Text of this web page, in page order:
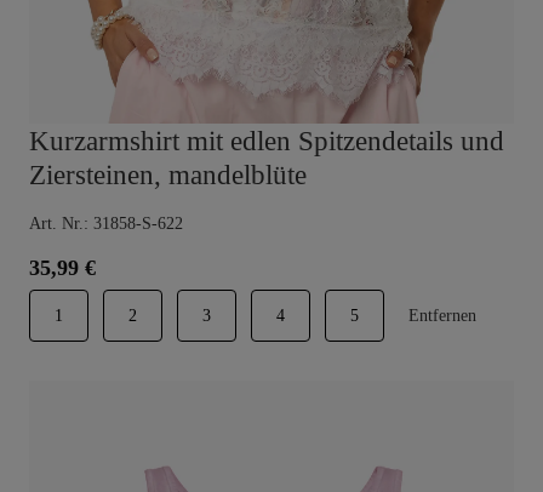
Kurzarmshirt mit edlen Spitzendetails und
Ziersteinen, mandelblüte
Art. Nr.: 31858-S-622
35,99 €
1 2 3 4 5 Entfernen